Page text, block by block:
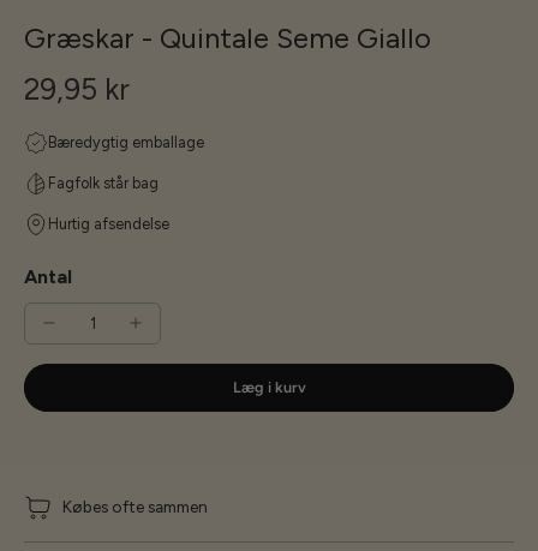
Græskar - Quintale Seme Giallo
29,95 kr
Bæredygtig emballage
Fagfolk står bag
Hurtig afsendelse
Antal
Læg i kurv
Købes ofte sammen